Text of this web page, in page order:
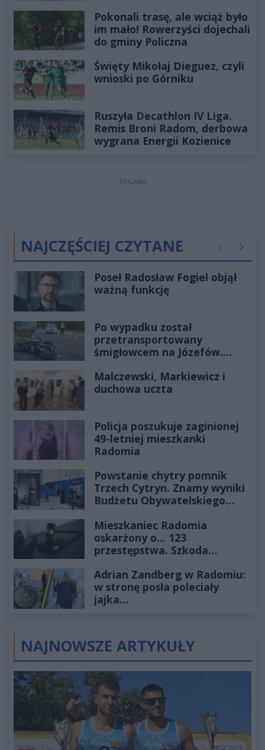
Pokonali trasę, ale wciąż było
im mało! Rowerzyści dojechali
do gminy Policzna
Święty Mikołaj Dieguez, czyli
wnioski po Górniku
Ruszyła Decathlon IV Liga.
Remis Broni Radom, derbowa
wygrana Energii Kozienice
REKLAMA
NAJCZĘŚCIEJ CZYTANE Poprzednie
Poseł Radosław Fogiel objął
ważną funkcję
Po wypadku został
przetransportowany
śmigłowcem na Józefów.
Malczewski, Markiewicz i
duchowa uczta
Policja poszukuje zaginionej
49-letniej mieszkanki
Radomia
Powstanie chytry pomnik
Trzech Cytryn. Znamy wyniki
Budżetu Obywatelskiego
Mieszkaniec Radomia
oskarżony o... 123
przestępstwa. Szkoda
złotych
Adrian Zandberg w Radomiu:
w stronę posła poleciały
jajka…
NAJNOWSZE ARTYKUŁY